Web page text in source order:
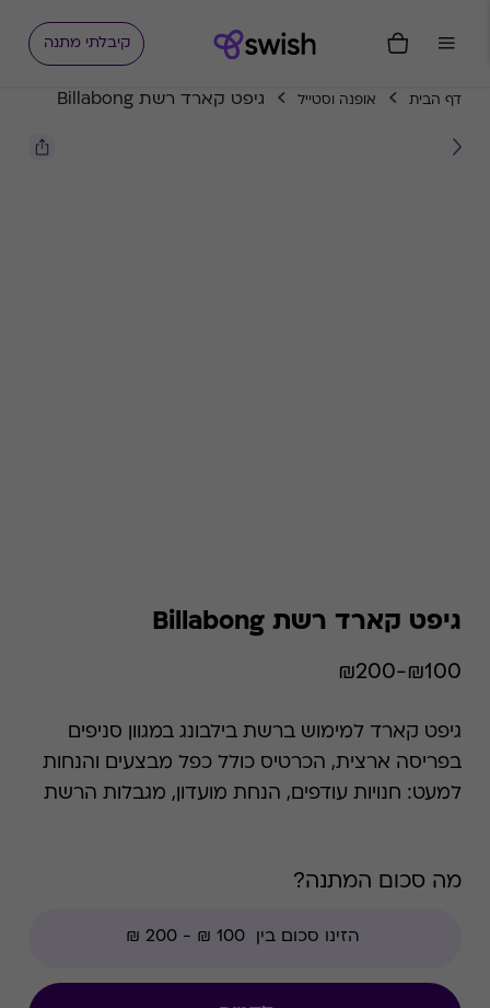
קיבלתי מתנה
דף הבית אופנה וסטייל גיפט קארד רשת Billabong
גיפט קארד רשת Billabong
₪100-₪200
גיפט קארד למימוש ברשת בילבונג במגוון סניפים
בפריסה ארצית, הכרטיס כולל כפל מבצעים והנחות
למעט: חנויות עודפים, הנחת מועדון, מגבלות הרשת
מה סכום המתנה?